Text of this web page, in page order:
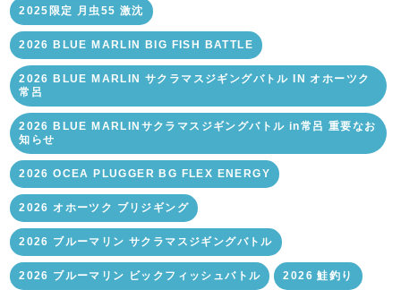
2025限定 月虫55 激沈
2026 BLUE MARLIN BIG FISH BATTLE
2026 BLUE MARLIN サクラマスジギングバトル IN オホーツク
常呂
2026 BLUE MARLINサクラマスジギングバトル in常呂 重要なお
知らせ
2026 OCEA PLUGGER BG FLEX ENERGY
2026 オホーツク ブリジギング
2026 ブルーマリン サクラマスジギングバトル
2026 ブルーマリン ビックフィッシュバトル 2026 鮭釣り